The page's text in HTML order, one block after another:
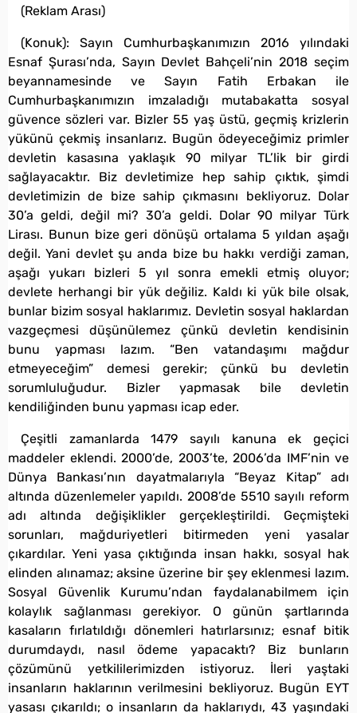
(Reklam Arası)
(Konuk): Sayın Cumhurbaşkanımızın 2016 yılındaki
Esnaf Şurası’nda, Sayın Devlet Bahçeli’nin 2018 seçim
beyannamesinde ve Sayın Fatih Erbakan ile
Cumhurbaşkanımızın imzaladığı mutabakatta sosyal
güvence sözleri var. Bizler 55 yaş üstü, geçmiş krizlerin
yükünü çekmiş insanlarız. Bugün ödeyeceğimiz primler
devletin kasasına yaklaşık 90 milyar TL’lik bir girdi
sağlayacaktır. Biz devletimize hep sahip çıktık, şimdi
devletimizin de bize sahip çıkmasını bekliyoruz. Dolar
30’a geldi, değil mi? 30’a geldi. Dolar 90 milyar Türk
Lirası. Bunun bize geri dönüşü ortalama 5 yıldan aşağı
değil. Yani devlet şu anda bize bu hakkı verdiği zaman,
aşağı yukarı bizleri 5 yıl sonra emekli etmiş oluyor;
devlete herhangi bir yük değiliz. Kaldı ki yük bile olsak,
bunlar bizim sosyal haklarımız. Devletin sosyal haklardan
vazgeçmesi düşünülemez çünkü devletin kendisinin
bunu yapması lazım. “Ben vatandaşımı mağdur
etmeyeceğim” demesi gerekir; çünkü bu devletin
sorumluluğudur. Bizler yapmasak bile devletin
kendiliğinden bunu yapması icap eder.
Çeşitli zamanlarda 1479 sayılı kanuna ek geçici
maddeler eklendi. 2000’de, 2003’te, 2006’da IMF’nin ve
Dünya Bankası’nın dayatmalarıyla “Beyaz Kitap” adı
altında düzenlemeler yapıldı. 2008’de 5510 sayılı reform
adı altında değişiklikler gerçekleştirildi. Geçmişteki
sorunları, mağduriyetleri bitirmeden yeni yasalar
çıkardılar. Yeni yasa çıktığında insan hakkı, sosyal hak
elinden alınamaz; aksine üzerine bir şey eklenmesi lazım.
Sosyal Güvenlik Kurumu’ndan faydalanabilmem için
kolaylık sağlanması gerekiyor. O günün şartlarında
kasaların fırlatıldığı dönemleri hatırlarsınız; esnaf bitik
durumdaydı, nasıl ödeme yapacaktı? Biz bunların
çözümünü yetkililerimizden istiyoruz. İleri yaştaki
insanların haklarının verilmesini bekliyoruz. Bugün EYT
yasası çıkarıldı; o insanların da haklarıydı, 43 yaşındaki